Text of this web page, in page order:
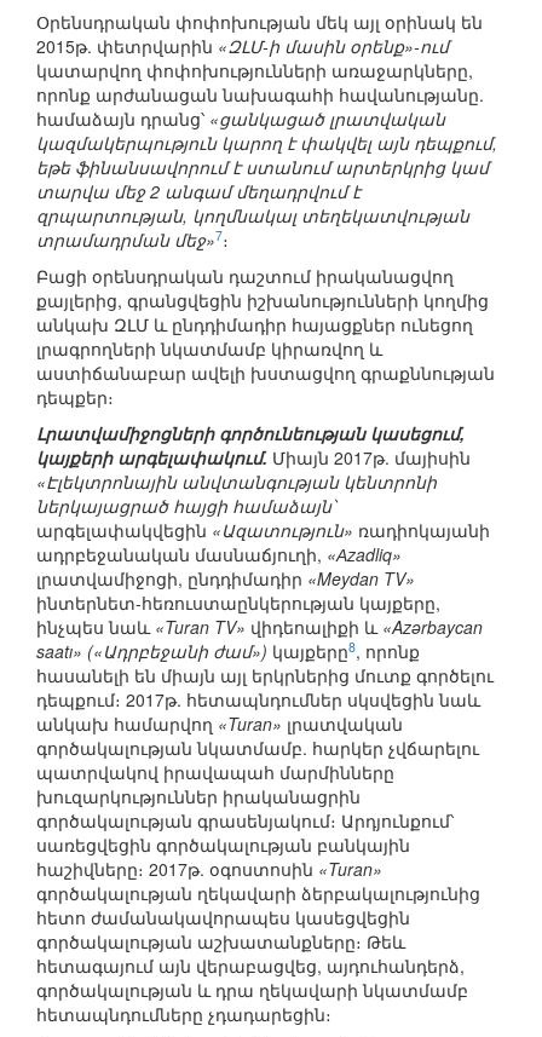
Օրենսդրական փոփոխության մեկ այլ օրինակ են
2015թ. փետրվարին «ԶԼՄ-ի մասին օրենք»-ում
կատարվող փոփոխությունների առաջարկները,
որոնք արժանացան նախագահի հավանությանը.
համաձայն դրանց՝ «ցանկացած լրատվական
կազմակերպություն կարող է փակվել այն դեպքում,
եթե ֆինանսավորում է ստանում արտերկրից կամ
տարվա մեջ 2 անգամ մեղադրվում է
զրպարտության, կողմնակալ տեղեկատվության
տրամադրման մեջ»7։
Բացի օրենսդրական դաշտում իրականացվող
քայլերից, գրանցվեցին իշխանությունների կողմից
անկախ ԶԼՄ և ընդդիմադիր հայացքներ ունեցող
լրագրողների նկատմամբ կիրառվող և
աստիճանաբար ավելի խստացվող գրաքննության
դեպքեր։
Լրատվամիջոցների գործունեության կասեցում,
կայքերի արգելափակում. Միայն 2017թ. մայիսին
«Էլեկտրոնային անվտանգության կենտրոնի
ներկայացրած հայցի համաձայն՝
արգելափակվեցին «Ազատություն» ռադիոկայանի
ադրբեջանական մասնաճյուղի, «Аzadliq»
լրատվամիջոցի, ընդդիմադիր «Meydan TV»
ինտերնետ-հեռուստաընկերության կայքերը,
ինչպես նաև «Turan TV» վիդեոալիքի և «Azərbaycan
saatı» («Ադրբեջանի ժամ») կայքերը8, որոնք
հասանելի են միայն այլ երկրներից մուտք գործելու
դեպքում։ 2017թ. հետապնդումներ սկսվեցին նաև
անկախ համարվող «Turan» լրատվական
գործակալության նկատմամբ. հարկեր չվճարելու
պատրվակով իրավապահ մարմինները
խուզարկություններ իրականացրին
գործակալության գրասենյակում։ Արդյունքում՝
սառեցվեցին գործակալության բանկային
հաշիվները։ 2017թ. օգոստոսին «Turan»
գործակալության ղեկավարի ձերբակալությունից
հետո ժամանակավորապես կասեցվեցին
գործակալության աշխատանքները։ Թեև
հետագայում այն վերաբացվեց, այդուհանդերձ,
գործակալության և դրա ղեկավարի նկատմամբ
հետապնդումները չդադարեցին։